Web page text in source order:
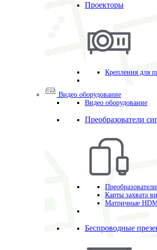
Проекторы
Крепления для
Видео оборудование
Видео оборудование
Преобразователи
Карты захвата
Матричные
Беспроводные